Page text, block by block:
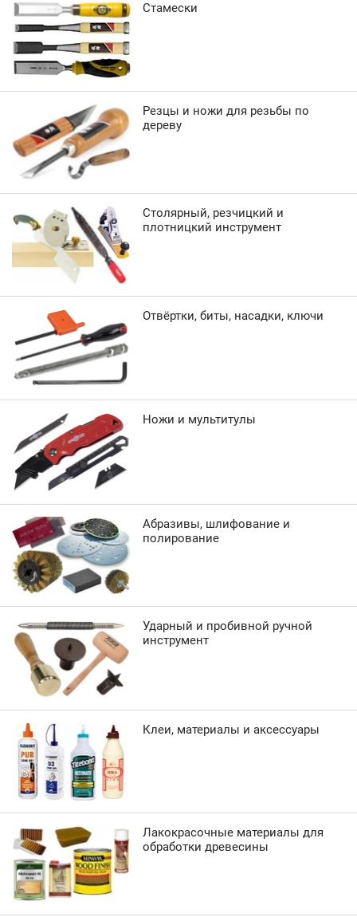
Стамески
Резцы и ножи для резьбы по
дереву
Столярный, резчицкий и
плотницкий инструмент
Отвёртки, биты, насадки, ключи
Ножи и мультитулы
Абразивы, шлифование и
полирование
Ударный и пробивной ручной
инструмент
Клеи, материалы и аксессуары
Лакокрасочные материалы для
обработки древесины